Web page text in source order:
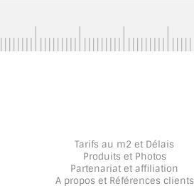
Tarifs au m2 et Délais
Produits et Photos
Partenariat et affiliation
A propos et Références clients